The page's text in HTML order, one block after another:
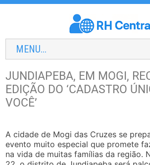
MENU...
JUNDIAPEBA, EM MOGI,
EDIÇÃO DO ‘CADASTRO
VOCÊ’
A cidade de Mogi das Cruzes se
evento muito especial que promete
na vida de muitas famílias da região.